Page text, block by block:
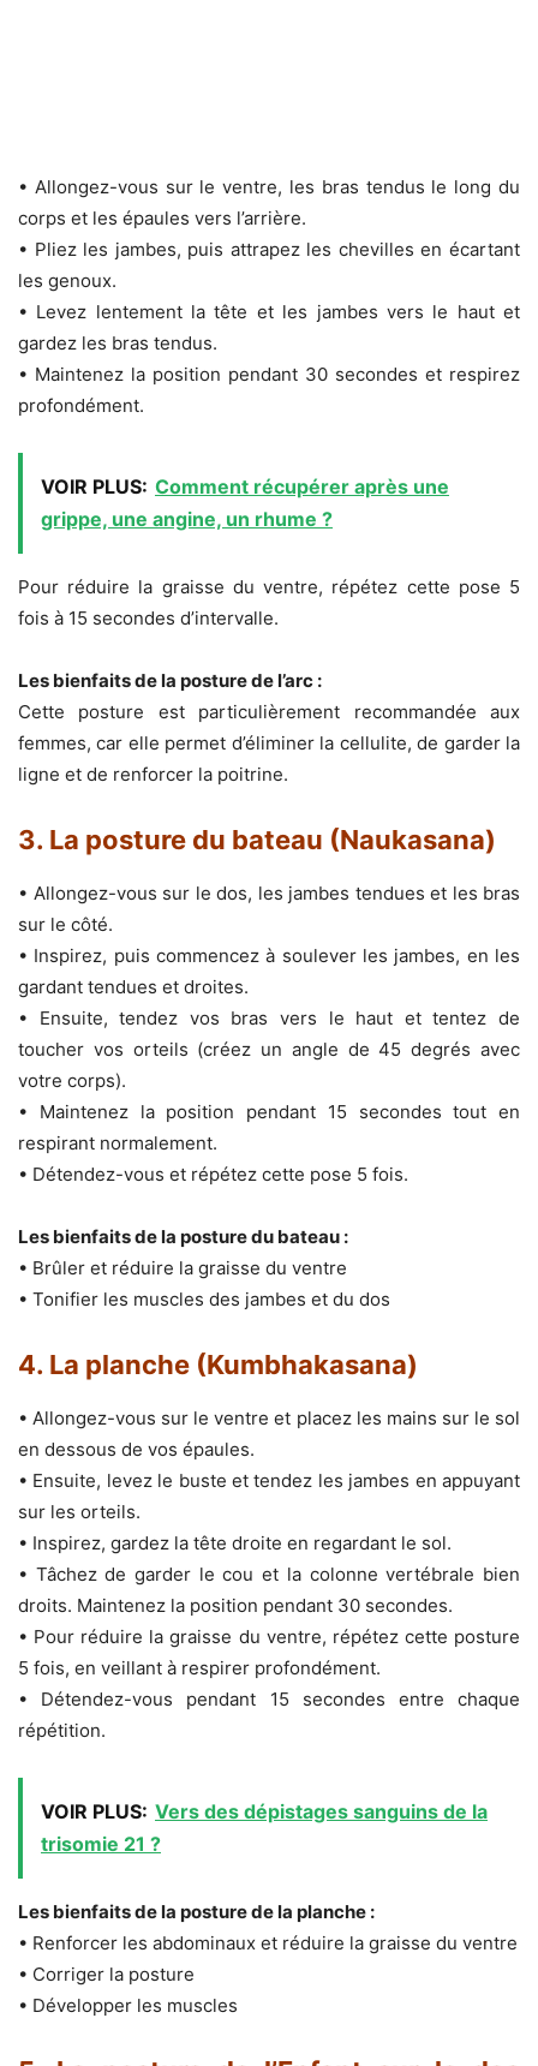
• Allongez-vous sur le ventre, les bras tendus le long du
corps et les épaules vers l’arrière.
• Pliez les jambes, puis attrapez les chevilles en écartant
les genoux.
• Levez lentement la tête et les jambes vers le haut et
gardez les bras tendus.
• Maintenez la position pendant 30 secondes et respirez
profondément.
VOIR PLUS: Comment récupérer après une
grippe, une angine, un rhume ?
Pour réduire la graisse du ventre, répétez cette pose 5
fois à 15 secondes d’intervalle.
Les bienfaits de la posture de l’arc :
Cette posture est particulièrement recommandée aux
femmes, car elle permet d’éliminer la cellulite, de garder la
ligne et de renforcer la poitrine.
3. La posture du bateau (Naukasana)
• Allongez-vous sur le dos, les jambes tendues et les bras
sur le côté.
• Inspirez, puis commencez à soulever les jambes, en les
gardant tendues et droites.
• Ensuite, tendez vos bras vers le haut et tentez de
toucher vos orteils (créez un angle de 45 degrés avec
votre corps).
• Maintenez la position pendant 15 secondes tout en
respirant normalement.
• Détendez-vous et répétez cette pose 5 fois.
Les bienfaits de la posture du bateau :
• Brûler et réduire la graisse du ventre
• Tonifier les muscles des jambes et du dos
4. La planche (Kumbhakasana)
• Allongez-vous sur le ventre et placez les mains sur le sol
en dessous de vos épaules.
• Ensuite, levez le buste et tendez les jambes en appuyant
sur les orteils.
• Inspirez, gardez la tête droite en regardant le sol.
• Tâchez de garder le cou et la colonne vertébrale bien
droits. Maintenez la position pendant 30 secondes.
• Pour réduire la graisse du ventre, répétez cette posture
5 fois, en veillant à respirer profondément.
• Détendez-vous pendant 15 secondes entre chaque
répétition.
VOIR PLUS: Vers des dépistages sanguins de la
trisomie 21 ?
Les bienfaits de la posture de la planche :
• Renforcer les abdominaux et réduire la graisse du ventre
• Corriger la posture
• Développer les muscles